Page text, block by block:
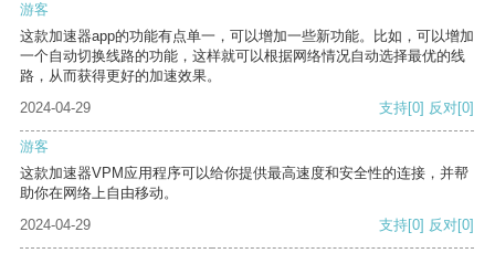
游客
这款加速器app的功能有点单一，可以增加一些新功能。比如，可以增加
一个自动切换线路的功能，这样就可以根据网络情况自动选择最优的线
路，从而获得更好的加速效果。
2024-04-29
支持[0] 反对[0]
游客
这款加速器VPM应用程序可以给你提供最高速度和安全性的连接，并帮
助你在网络上自由移动。
2024-04-29
支持[0] 反对[0]